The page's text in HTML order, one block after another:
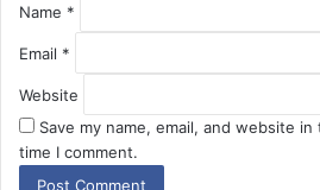
Name *
Email *
Website
Save my name, email, and website
time I comment.